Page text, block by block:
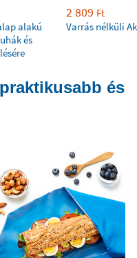
alakú
és
2 809 Ft
Varrás nélküli
és